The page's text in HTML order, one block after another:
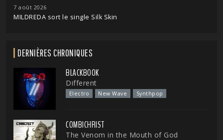
7 août 2026
MILDREDA sort le single Silk Skin
DERNIÈRES CHRONIQUES
BLACKBOOK
Different
Electro New Wave Synthpop
COMBICHRIST
The Venom in the Mouth of God